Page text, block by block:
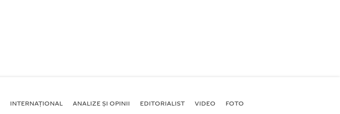
INTERNAŢIONAL ANALIZE ȘI OPINII EDITORIALIST VIDEO FOTO